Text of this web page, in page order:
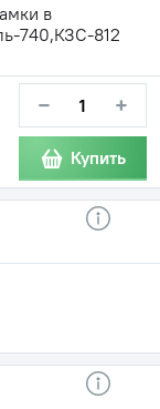
в
740,КЗС-812
− +
Купить